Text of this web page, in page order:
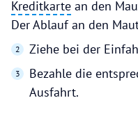
Kreditkarte an den
Der Ablauf an den
Ziehe bei der
Bezahle die
Ausfahrt.